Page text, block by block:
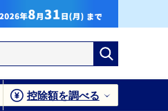
控除額を調べる